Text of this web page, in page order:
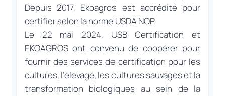
Depuis 2017, Ekoagros est accrédité pour
certifier selon la norme USDA NOP.
Le 22 mai 2024, USB Certification et
EKOAGROS ont convenu de coopérer pour
fournir des services de certification pour les
cultures, l’élevage, les cultures sauvages et la
transformation biologiques au sein de la